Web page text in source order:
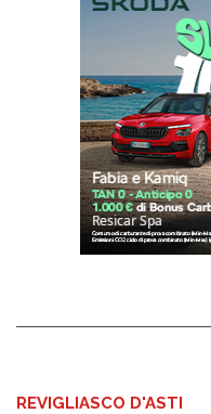
REVIGLIASCO D'ASTI